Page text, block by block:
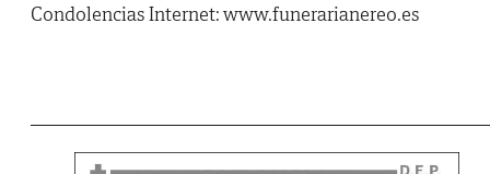
Condolencias Internet: www.funerarianereo.es